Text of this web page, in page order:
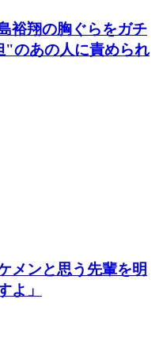
裕翔の胸ぐらをガチ
のあの人に責められ
メンと思う先輩を明
よ」